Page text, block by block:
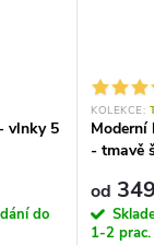
vlnky 5
do
KOLEKCE:
Moderní
- tmavě
od
1-2